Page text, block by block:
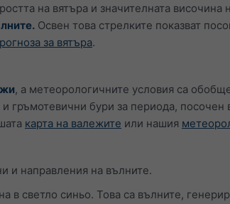
на вятъра и значителната височина
Освен това стрелките показват
за вятъра.
, а метеорологичните условия са
гръмотевични бури за периода,
карта на валежите или нашия
и направления на вълните.
в светло синьо. Това са вълните,